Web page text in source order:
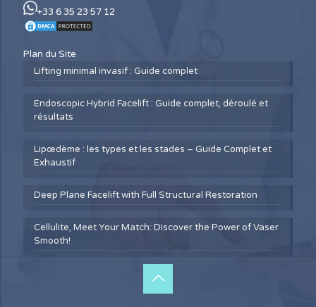
+33 6 35 23 57 12
Plan du Site
Lifting minimal invasif : Guide complet
Endoscopic Hybrid Facelift : Guide complet, déroulé et
résultats
Lipœdème : les types et les stades – Guide Complet et
Exhaustif
Deep Plane Facelift with Full Structural Restoration
Cellulite, Meet Your Match: Discover the Power of Vaser
Smooth!